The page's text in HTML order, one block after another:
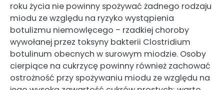
roku życia nie powinny spożywać żadnego rodzaju
miodu ze względu na ryzyko wystąpienia
botulizmu niemowlęcego – rzadkiej choroby
wywołanej przez toksyny bakterii Clostridium
botulinum obecnych w surowym miodzie. Osoby
cierpiące na cukrzycę powinny również zachować
ostrożność przy spożywaniu miodu ze względu na